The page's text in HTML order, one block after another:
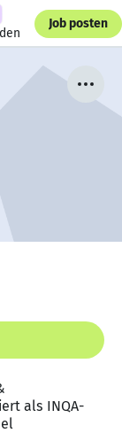
Job posten
als INQA-